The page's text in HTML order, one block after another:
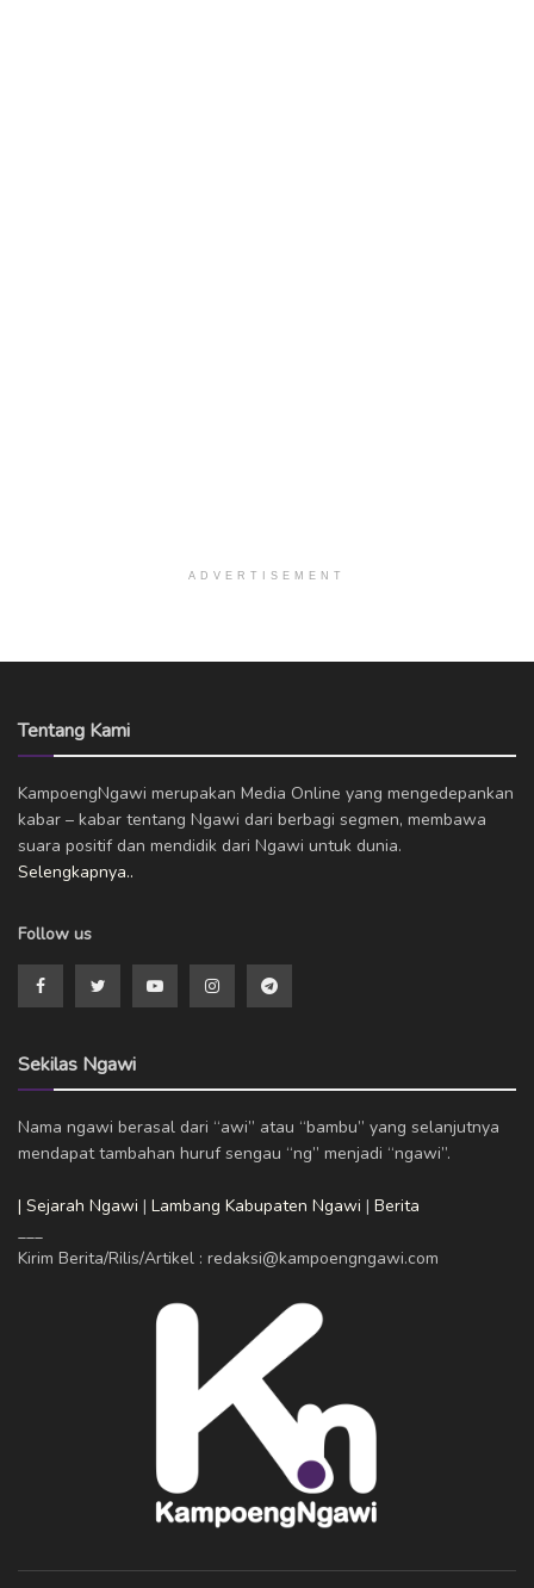
ADVERTISEMENT
Tentang Kami
KampoengNgawi merupakan Media Online yang mengedepankan
kabar – kabar tentang Ngawi dari berbagi segmen, membawa
suara positif dan mendidik dari Ngawi untuk dunia.
Selengkapnya..
Follow us
Sekilas Ngawi
Nama ngawi berasal dari “awi” atau “bambu” yang selanjutnya
mendapat tambahan huruf sengau “ng” menjadi “ngawi”.
| Sejarah Ngawi | Lambang Kabupaten Ngawi | Berita
Kirim Berita/Rilis/Artikel : redaksi@kampoengngawi.com